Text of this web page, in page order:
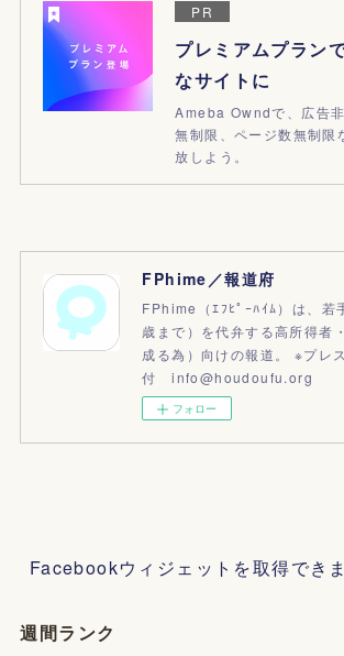
PR
プレミアムプラン
なサイトに
Ameba Owndで、広告
無制限、ページ数無制限
放しよう。
FPhime／報道府
FPhime（ｴﾌﾋﾟｰﾊｲﾑ）は、若
歳まで）を代弁する高所得者
成る為）向けの報道。 ※プレ
付 info@houdoufu.org
フォロー
Facebookウィジェットを取得でき
週間ランク